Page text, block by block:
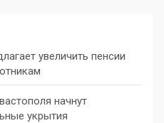
увеличить пенсии
начнут
укрытия